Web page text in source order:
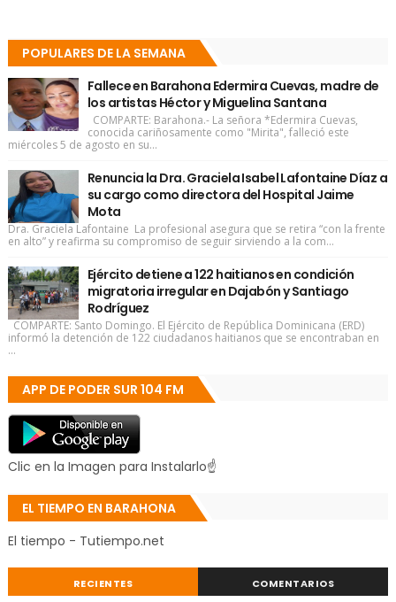
POPULARES DE LA SEMANA
Fallece en Barahona Edermira Cuevas, madre de
los artistas Héctor y Miguelina Santana
COMPARTE: Barahona.- La señora *Edermira Cuevas,
conocida cariñosamente como "Mirita", falleció este
miércoles 5 de agosto en su...
Renuncia la Dra. Graciela Isabel Lafontaine Díaz a
su cargo como directora del Hospital Jaime
Mota
Dra. Graciela Lafontaine La profesional asegura que se retira “con la frente
en alto” y reafirma su compromiso de seguir sirviendo a la com...
Ejército detiene a 122 haitianos en condición
migratoria irregular en Dajabón y Santiago
Rodríguez
COMPARTE: Santo Domingo. El Ejército de República Dominicana (ERD)
informó la detención de 122 ciudadanos haitianos que se encontraban en
...
APP DE PODER SUR 104 FM
Clic en la Imagen para Instalarlo☝
EL TIEMPO EN BARAHONA
El tiempo - Tutiempo.net
RECIENTES COMENTARIOS